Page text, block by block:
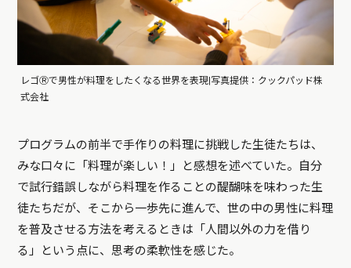
レゴⓇで男性が料理をしたくなる世界を表現|写真提供：クックパッド株
式会社
プログラムの前半で手作りの料理に挑戦した生徒たちは、
みな口々に「料理が楽しい！」と感想を述べていた。自分
で試行錯誤しながら料理を作ることの醍醐味を味わった生
徒たちだが、そこから一歩先に進んで、世の中の男性に料理
を普及させる方法を考えるときは「人間以外の力を借り
る」という点に、思考の柔軟性を感じた。